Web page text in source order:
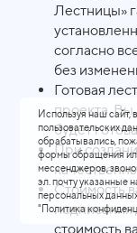
Лестницы»
согласно
без
Готовая
проекта. Вы
будет
При
Стоимость
подписания
стоимость
Используя наш сайт,
пользовательских
обрабатывались,
формы обращения
мессенджеров,
эл. почту указанные
персональных
"Политика